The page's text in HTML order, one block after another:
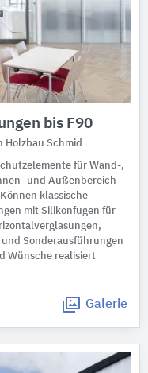
bis F90
Holzbau Schmid
für Wand-,
und Außenbereich
klassische
mit Silikonfugen für
Sonderausführungen
Wünsche realisiert
Galerie